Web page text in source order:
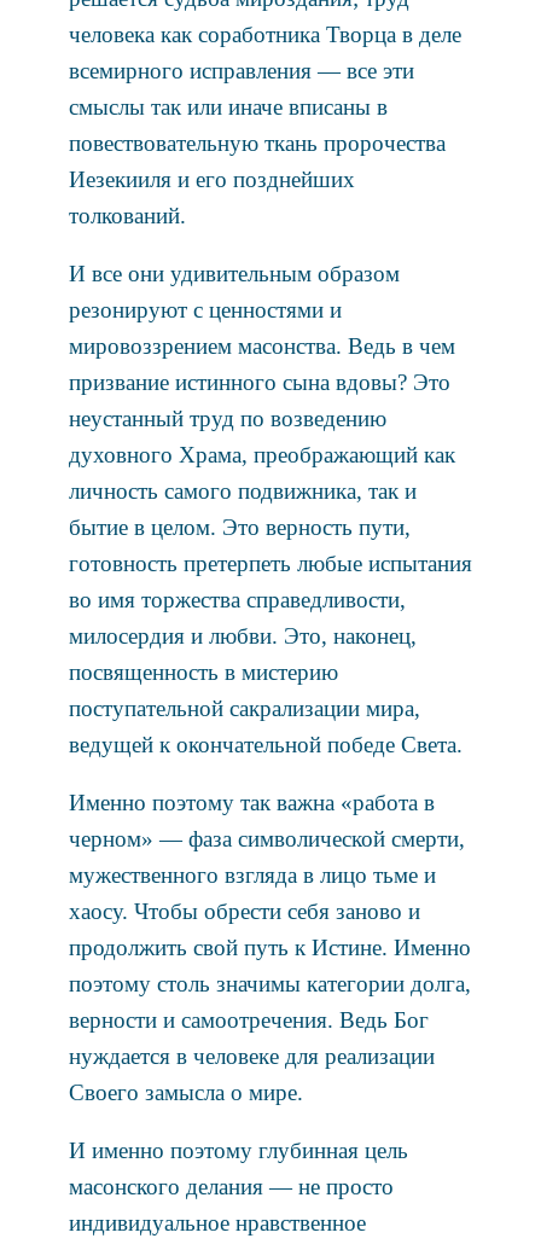
человека как соработника Творца в деле
всемирного исправления — все эти
смыслы так или иначе вписаны в
повествовательную ткань пророчества
Иезекииля и его позднейших
толкований.
И все они удивительным образом
резонируют с ценностями и
мировоззрением масонства. Ведь в чем
призвание истинного сына вдовы? Это
неустанный труд по возведению
духовного Храма, преображающий как
личность самого подвижника, так и
бытие в целом. Это верность пути,
готовность претерпеть любые испытания
во имя торжества справедливости,
милосердия и любви. Это, наконец,
посвященность в мистерию
поступательной сакрализации мира,
ведущей к окончательной победе Света.
Именно поэтому так важна «работа в
черном» — фаза символической смерти,
мужественного взгляда в лицо тьме и
хаосу. Чтобы обрести себя заново и
продолжить свой путь к Истине. Именно
поэтому столь значимы категории долга,
верности и самоотречения. Ведь Бог
нуждается в человеке для реализации
Своего замысла о мире.
И именно поэтому глубинная цель
масонского делания — не просто
индивидуальное нравственное